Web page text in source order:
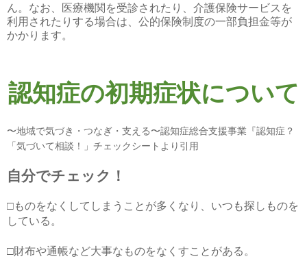
ん。なお、医療機関を受診されたり、介護保険サービスを
利用されたりする場合は、公的保険制度の一部負担金等が
かかります。
認知症の初期症状について
〜地域で気づき・つなぎ・支える〜認知症総合支援事業『認知症？
「気づいて相談！」チェックシートより引用
自分でチェック！
□ものをなくしてしまうことが多くなり、いつも探しものを
している。
□財布や通帳など大事なものをなくすことがある。